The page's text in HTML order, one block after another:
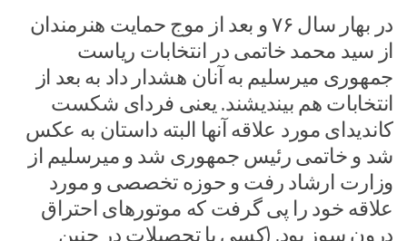
در بهار سال ۷۶ و بعد از موج حمایت هنرمندان
از سید محمد خاتمی در انتخابات ریاست
جمهوری میرسلیم به آنان هشدار داد به بعد از
انتخابات هم بیندیشند. یعنی فردای شکست
کاندیدای مورد علاقه آنها البته داستان به عکس
شد و خاتمی رئیس جمهوری شد و میرسلیم از
وزارت ارشاد رفت و حوزه تخصصی و مورد
علاقه خود را پی گرفت که موتورهای احتراق
درون سوز بود. (کسی با تحصیلات در چنین